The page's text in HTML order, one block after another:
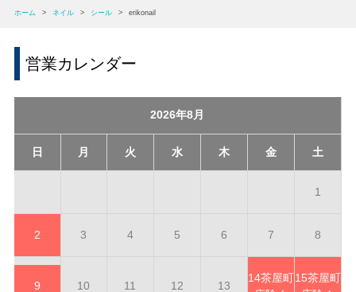
ホーム > ネイル > シール > erikonail
営業カレンダー
2026年8月
日 月 火 水 木 金 土
1
2 3 4 5 6 7 8
9 10 11 12 13
14茶屋町15茶屋町